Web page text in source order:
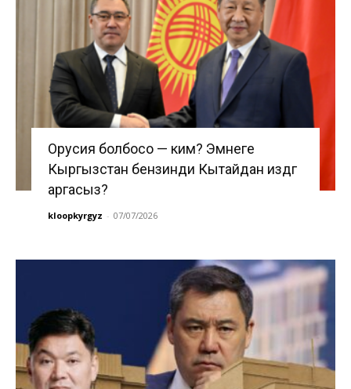
Орусия болбосо — ким? Эмнеге
Кыргызстан бензинди Кытайдан издөөгө
аргасыз?
kloopkyrgyz - 07/07/2026